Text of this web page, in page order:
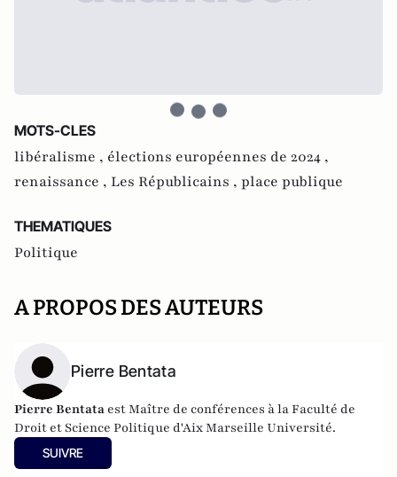
MOTS-CLES
libéralisme , élections européennes de 2024 ,
renaissance , Les Républicains , place publique
THEMATIQUES
Politique
A PROPOS DES AUTEURS
Pierre Bentata
Pierre Bentata est Maître de conférences à la Faculté de
Droit et Science Politique d'Aix Marseille Université.
SUIVRE